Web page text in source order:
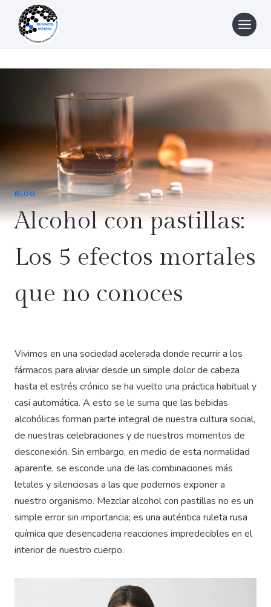
contenido
BLOG
Alcohol con pastillas:
Los 5 efectos mortales
que no conoces
Vivimos en una sociedad acelerada donde recurrir a los
fármacos para aliviar desde un simple dolor de cabeza
hasta el estrés crónico se ha vuelto una práctica habitual y
casi automática. A esto se le suma que las bebidas
alcohólicas forman parte integral de nuestra cultura social,
de nuestras celebraciones y de nuestros momentos de
desconexión. Sin embargo, en medio de esta normalidad
aparente, se esconde una de las combinaciones más
letales y silenciosas a las que podemos exponer a
nuestro organismo. Mezclar alcohol con pastillas no es un
simple error sin importancia; es una auténtica ruleta rusa
química que desencadena reacciones impredecibles en el
interior de nuestro cuerpo.